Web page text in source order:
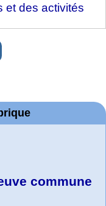
et des activités
commune